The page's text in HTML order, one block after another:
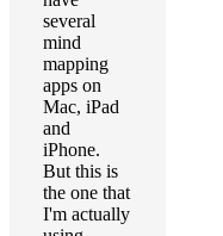
several
mind
mapping
apps on
Mac, iPad
and
iPhone.
But this is
the one that
I'm actually